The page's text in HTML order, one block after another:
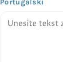
Portugalski